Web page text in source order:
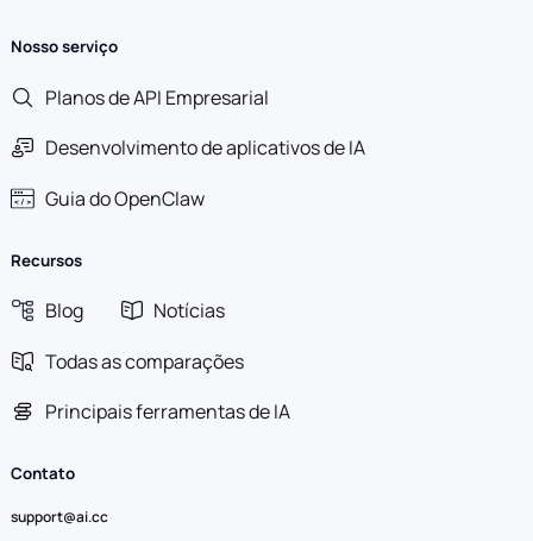
Nosso serviço
Planos de API Empresarial
Desenvolvimento de aplicativos de IA
Guia do OpenClaw
Recursos
Blog
Notícias
Todas as comparações
Principais ferramentas de IA
Contato
support@ai.cc